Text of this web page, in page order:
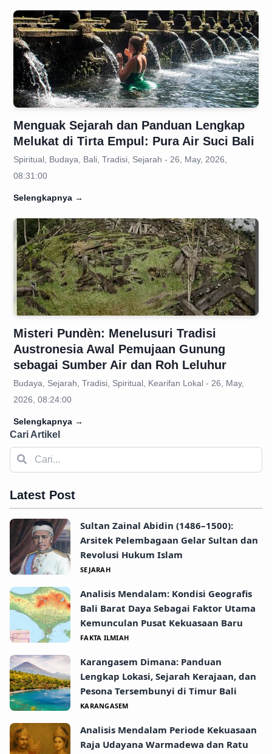
Menguak Sejarah dan Panduan Lengkap
Melukat di Tirta Empul: Pura Air Suci Bali
Spiritual, Budaya, Bali, Tradisi, Sejarah - 26, May, 2026,
08:31:00
Selengkapnya →
Misteri Pundèn: Menelusuri Tradisi
Austronesia Awal Pemujaan Gunung
sebagai Sumber Air dan Roh Leluhur
Budaya, Sejarah, Tradisi, Spiritual, Kearifan Lokal - 26, May,
2026, 08:24:00
Selengkapnya →
Cari Artikel
Latest Post
Sultan Zainal Abidin (1486–1500):
Arsitek Pelembagaan Gelar Sultan dan
Revolusi Hukum Islam
SEJARAH
Analisis Mendalam: Kondisi Geografis
Bali Barat Daya Sebagai Faktor Utama
Kemunculan Pusat Kekuasaan Baru
FAKTA ILMIAH
Karangasem Dimana: Panduan
Lengkap Lokasi, Sejarah Kerajaan, dan
Pesona Tersembunyi di Timur Bali
KARANGASEM
Analisis Mendalam Periode Kekuasaan
Raja Udayana Warmadewa dan Ratu